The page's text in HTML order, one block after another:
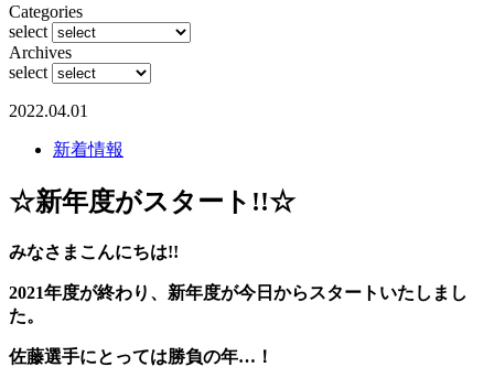
Categories
select
Archives
select
2022.04.01
新着情報
☆新年度がスタート!!☆
みなさまこんにちは!!
2021年度が終わり、新年度が今日からスタートいたしまし
た。
佐藤選手にとっては勝負の年…！